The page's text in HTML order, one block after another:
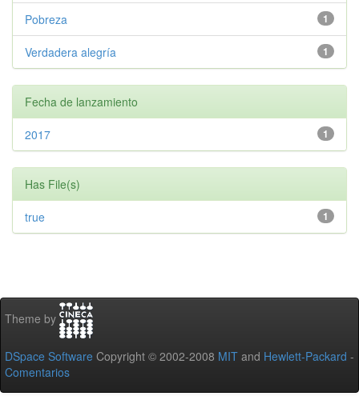
1
Pobreza
1
Verdadera alegría
Fecha de lanzamiento
1
2017
Has File(s)
1
true
Theme by
DSpace Software Copyright © 2002-2008 MIT and Hewlett-Packard -
Comentarios